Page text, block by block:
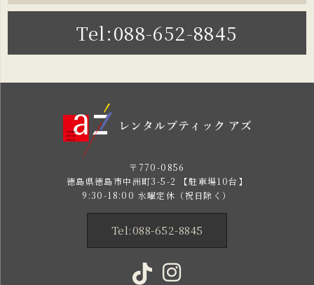
Tel:088-652-8845
〒770-0856
徳島県徳島市中洲町3-5-2 【駐車場10台】
9:30-18:00 水曜定休（祝日除く）
Tel:088-652-8845